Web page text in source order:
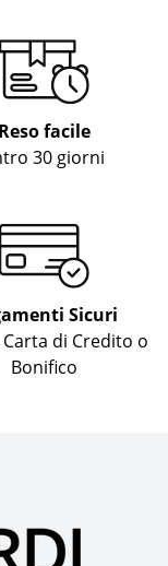
Reso facile
30 giorni
Sicuri
Carta di Credito o
Bonifico